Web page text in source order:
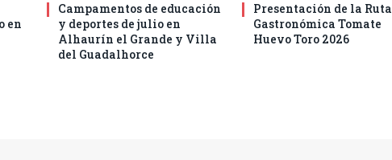
en
Campamentos de educación
y deportes de julio en
Alhaurín el Grande y Villa
del Guadalhorce
Presentación de la Ruta
Gastronómica Tomate
Huevo Toro 2026